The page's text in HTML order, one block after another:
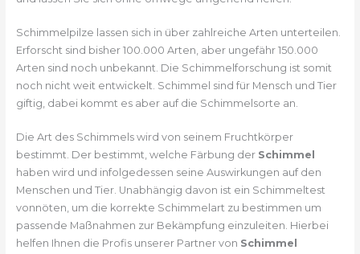
Schimmelpilze lassen sich in über zahlreiche Arten unterteilen.
Erforscht sind bisher 100.000 Arten, aber ungefähr 150.000
Arten sind noch unbekannt. Die Schimmelforschung ist somit
noch nicht weit entwickelt. Schimmel sind für Mensch und Tier
giftig, dabei kommt es aber auf die Schimmelsorte an.
Die Art des Schimmels wird von seinem Fruchtkörper
bestimmt. Der bestimmt, welche Färbung der Schimmel
haben wird und infolgedessen seine Auswirkungen auf den
Menschen und Tier. Unabhängig davon ist ein Schimmeltest
vonnöten, um die korrekte Schimmelart zu bestimmen um
passende Maßnahmen zur Bekämpfung einzuleiten. Hierbei
helfen Ihnen die Profis unserer Partner von Schimmel